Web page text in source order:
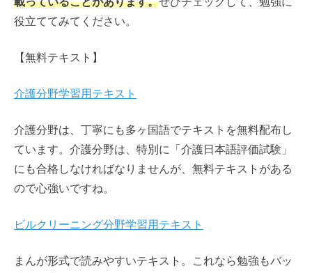
役立ててみてください。
【無料テキスト】
介護分野学習用テキスト
介護分野は、丁寧にも多ヶ国語でテキストを無料配布し
ています。介護分野は、特別に「介護日本語評価試験」
にも合格しなければなりませんが、無料テキストがある
ので心強いですね。
ビルクリーニング分野学習用テキスト
まんが形式で読みやすいテキスト。これなら勉強もバッ